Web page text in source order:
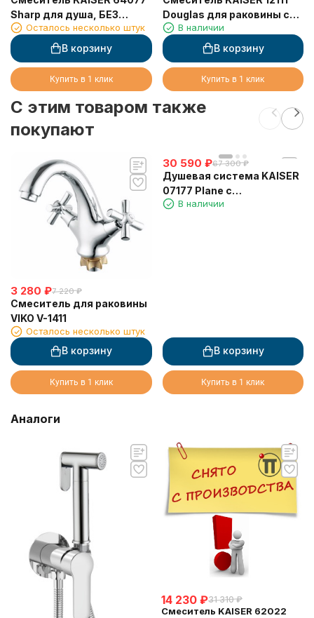
Sharp для душа, БЕЗ
излива
Осталось несколько штук
В корзину
Купить в 1 клик
Douglas для раковины c
выдвижной лейкой
В наличии
В корзину
Купить в 1 клик
C этим товаром также
покупают
3 280 ₽7 220 ₽
Смеситель для раковины
VIKO V-1411
Осталось несколько штук
В корзину
Купить в 1 клик
30 590 ₽67 300 ₽
Душевая система KAISER
07177 Plane с
термостатом 6280
В наличии
В корзину
Купить в 1 клик
Аналоги
14 230 ₽31 310 ₽
Смеситель KAISER 62022